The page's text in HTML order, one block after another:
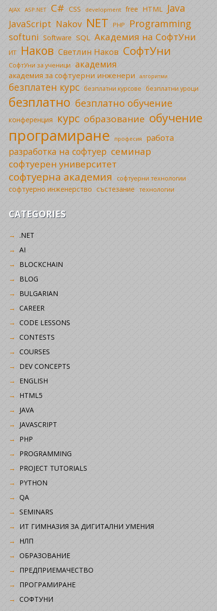
AJAX ASP.NET C# CSS development free HTML Java
JavaScript Nakov NET PHP Programming
softuni Software SQL Академия на СофтУни
ИТ Наков Светлин Наков СофтУни
СофтУни за ученици академия
академия за софтуерни инженери алгоритми
безплатен курс безплатни курсове безплатни уроци
безплатно безплатно обучение
конференция курс образование обучение
програмиране професия работа
разработка на софтуер семинар
софтуерен университет
софтуерна академия софтуерни технологии
софтуерно инженерство състезание технологии
CATEGORIES
.NET
AI
BLOCKCHAIN
BLOG
BULGARIAN
CAREER
CODE LESSONS
CONTESTS
COURSES
DEV CONCEPTS
ENGLISH
HTML5
JAVA
JAVASCRIPT
PHP
PROGRAMMING
PROJECT TUTORIALS
PYTHON
QA
SEMINARS
ИТ ГИМНАЗИЯ ЗА ДИГИТАЛНИ УМЕНИЯ
НЛП
ОБРАЗОВАНИЕ
ПРЕДПРИЕМАЧЕСТВО
ПРОГРАМИРАНЕ
СОФТУНИ